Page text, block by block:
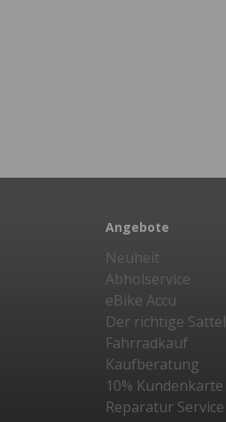
Angebote
Neuheit
Abholservice
eBike Accu
Der richtige Sattel
Fahrradkauf
Kaufberatung
10% Kundenkarte
Reparatur Service